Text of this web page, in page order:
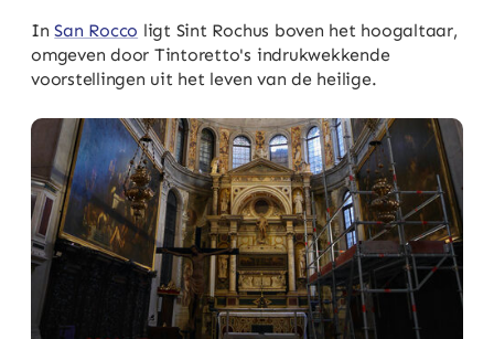
InSan Rocco ligt Sint Rochus boven het hoogaltaar,
omgeven door Tintoretto's indrukwekkende
voorstellingen uit het leven van de heilige.